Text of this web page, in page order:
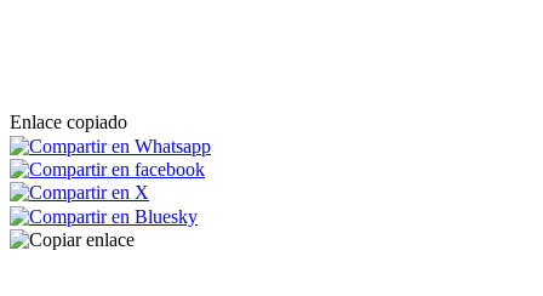
Enlace copiado